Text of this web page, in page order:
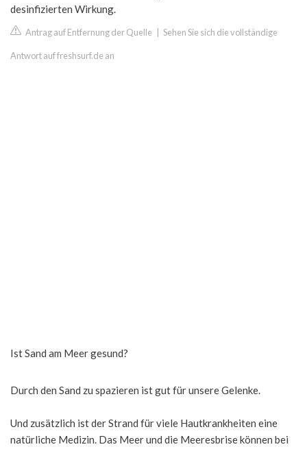
desinfizierten Wirkung.
Antrag auf Entfernung der Quelle Sehen Sie sich die vollständige
Antwort auf freshsurf.de an
Ist Sand am Meer gesund?
Durch den Sand zu spazieren ist gut für unsere Gelenke.
Und zusätzlich ist der Strand für viele Hautkrankheiten eine
natürliche Medizin. Das Meer und die Meeresbrise können bei